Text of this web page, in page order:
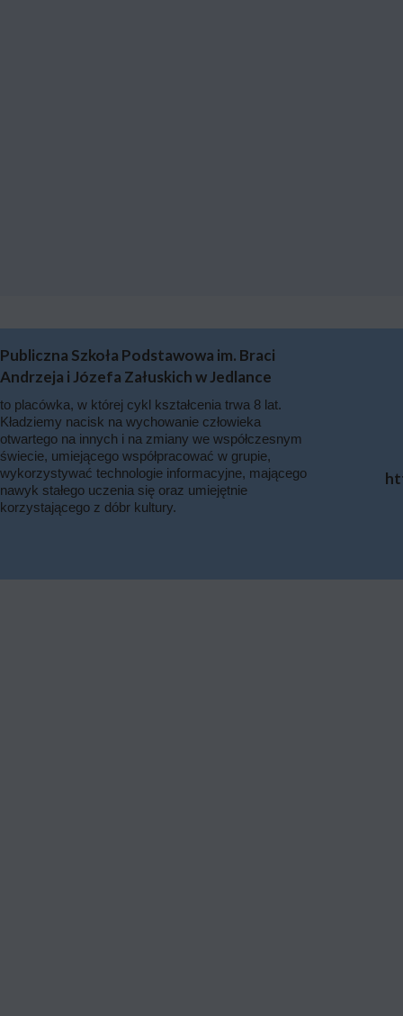
to placówka, w której cykl kształcenia trwa 8 lat.
Kładziemy nacisk na wychowanie człowieka
otwartego na innych i na zmiany we współczesnym
świecie, umiejącego współpracować w grupie,
wykorzystywać technologie informacyjne, mającego
nawyk stałego uczenia się oraz umiejętnie
korzystającego z dóbr kultury.
Publiczna Szkoła Podstawowa im. Braci
Andrzeja i Józefa Załuskich w Jedlance